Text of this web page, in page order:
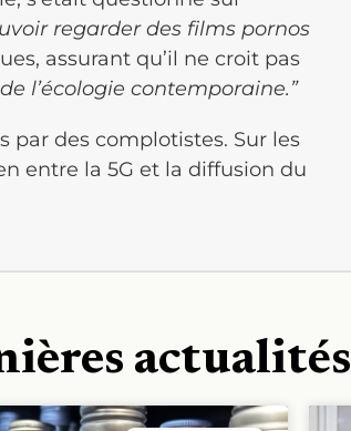
regarder des films pornos
assurant qu’il ne croit pas
l’écologie contemporaine.”
par des complotistes. Sur les
entre la 5G et la diffusion du
actualités